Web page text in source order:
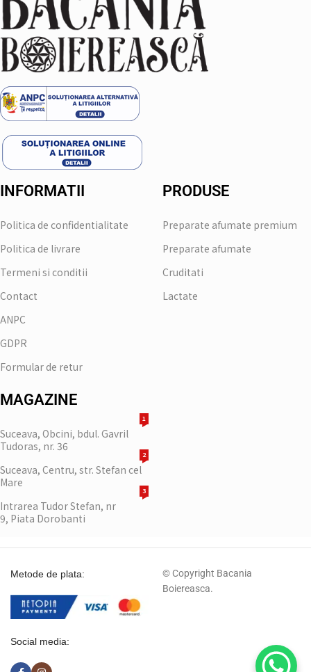
INFORMATII
Politica de confidentialitate
Politica de livrare
Termeni si conditii
Contact
ANPC
GDPR
Formular de retur
PRODUSE
Preparate afumate premium
Preparate afumate
Cruditati
Lactate
MAGAZINE
Suceava, Obcini, bdul. Gavril
Tudoras, nr. 36
1
Suceava, Centru, str. Stefan cel
Mare
2
Intrarea Tudor Stefan, nr
9, Piata Dorobanti
3
Metode de plata:
© Copyright Bacania
Boiereasca.
Social media: